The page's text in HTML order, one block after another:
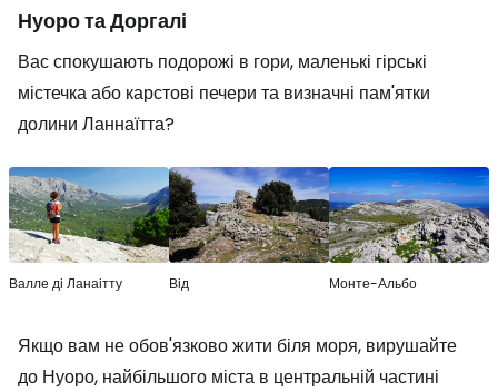
Нуоро та Доргалі
Вас спокушають подорожі в гори, маленькі гірські
містечка або карстові печери та визначні пам'ятки
долини Ланнаїтта?
Валле ді Ланаітту Від Монте-Альбо
Якщо вам не обов'язково жити біля моря, вирушайте
до Нуоро, найбільшого міста в центральній частині